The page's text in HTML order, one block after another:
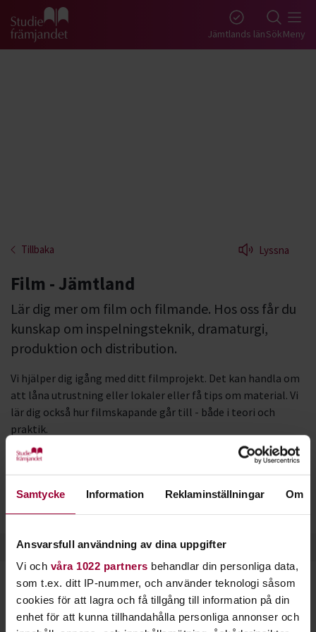
Samtycke Information Reklaminställningar Om
Ansvarsfull användning av dina uppgifter
Vi och våra 1022 partners behandlar din personliga data,
som t.ex. ditt IP-nummer, och använder teknologi såsom
cookies för att lagra och få tillgång till information på din
enhet för att kunna tillhandahålla personliga annonser och
Gå till studiefrämjandets startsida Jämtlands länSökMeny
Tillbaka Lyssna
Film - Jämtland
Lär dig mer om film och filmande. Hos oss får du
kunskap om inspelningsteknik, dramaturgi,
produktion och distribution.
Vi hjälper dig igång med ditt filmprojekt. Det kan handla om
att låna utrustning eller lokaler eller få tips om material. Vi
lär dig också hur filmskapande går till - både i teori och
praktik.
De nya verktygen för filmproduktion, distribution och
konsumtion gör idag att de flesta kan producera film. Men ju
mer kunskap du har, desto bättre och snyggare blir givetvis
produktionerna.
Film i Finnåker